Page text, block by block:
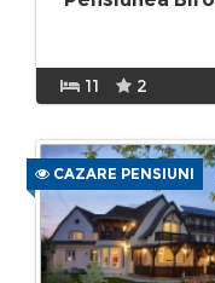
11 2
CAZARE PENSIUNI